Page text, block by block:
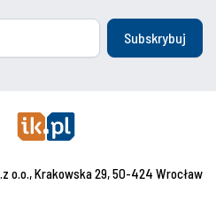
Subskrybuj
o.o., Krakowska 29, 50-424 Wrocław